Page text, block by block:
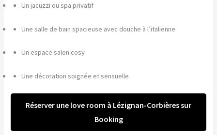
Un jacuzzi ou spa privatif
Une salle de bain spacieuse avec douche à l’italienne
Un espace salon cosy
Une décoration soignée et sensuelle
Réserver une love room à Lézignan-Corbières sur
Booking